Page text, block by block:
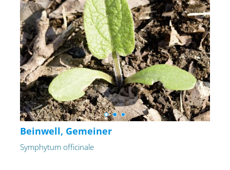
Beinwell, Gemeiner
Symphytum officinale